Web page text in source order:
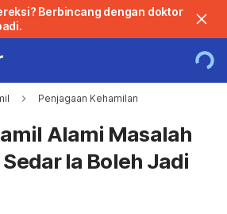
Berbincang dengan doktor
Penjagaan Kehamilan
Alami Masalah
Ia Boleh Jadi